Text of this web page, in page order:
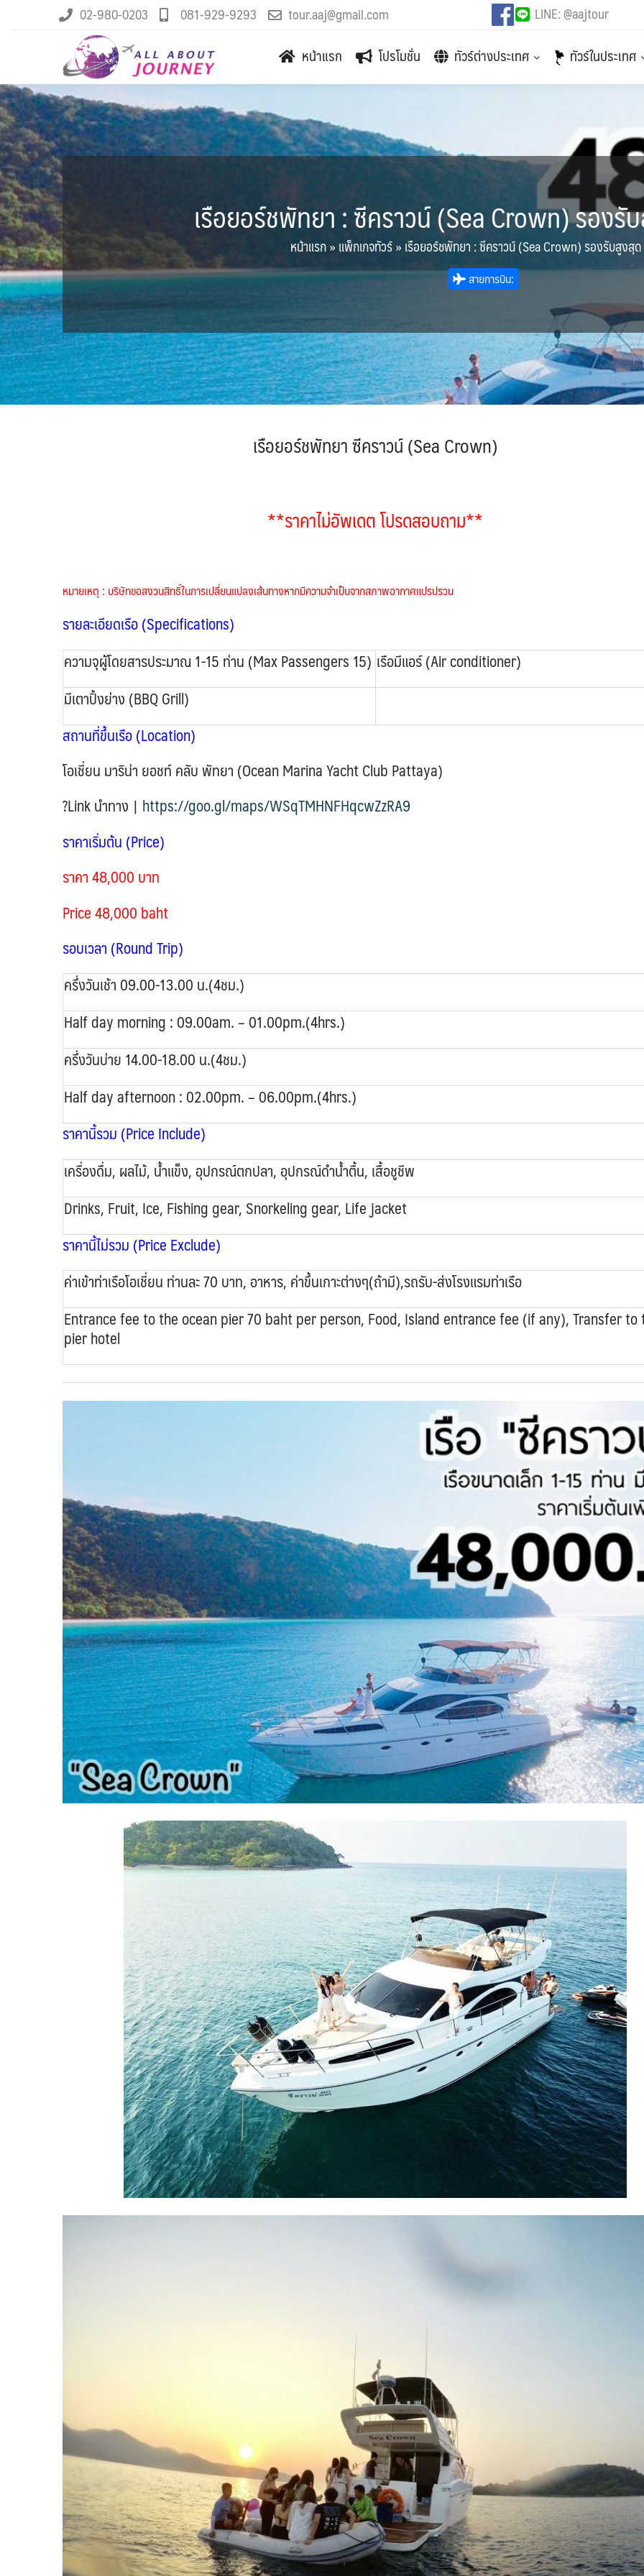
02-980-0203 081-929-9293 tour.aaj@gmail.com LINE: @aajtour
หน้าแรก โปรโมชั่น ทัวร์ต่างประเทศ ทัวร์ในประเทศ
เรือยอร์ชพัทยา : ซีคราวน์ (Sea Crown) รองรั
หน้าแรก»แพ็กเกจทัวร์»เรือยอร์ชพัทยา : ซีคราวน์ (Sea Crown) รองรับสูงสุ
สายการบิน:
เรือยอร์ชพัทยา ซีคราวน์ (Sea Crown)
**ราคาไม่อัพเดต โปรดสอบถาม**
หมายเหตุ : บริษัทขอสงวนสิทธิ์ในการเปลี่ยนแปลงเส้นทางหากมีความจำเป็นจากสภาพอากาศแปรปรวน
รายละเอียดเรือ (Specifications)
ความจุผู้โดยสารประมาณ 1-15 ท่าน (Max Passengers 15) เรือมีแอร์ (Air conditioner)
มีเตาปิ้งย่าง (BBQ Grill)
สถานที่ขึ้นเรือ (Location)
โอเชี่ยน มาริน่า ยอชท์ คลับ พัทยา (Ocean Marina Yacht Club Pattaya)
?Link นำทาง | https://goo.gl/maps/WSqTMHNFHqcwZzRA9
ราคาเริ่มต้น (Price)
ราคา 48,000 บาท
Price 48,000 baht
รอบเวลา (Round Trip)
ครึ่งวันเช้า 09.00-13.00 น.(4ชม.)
Half day morning : 09.00am. – 01.00pm.(4hrs.)
ครึ่งวันบ่าย 14.00-18.00 น.(4ชม.)
Half day afternoon : 02.00pm. – 06.00pm.(4hrs.)
ราคานี้รวม (Price Include)
เครื่องดื่ม, ผลไม้, น้ำแข็ง, อุปกรณ์ตกปลา, อุปกรณ์ดำน้ำตื้น, เสื้อชูชีพ
Drinks, Fruit, Ice, Fishing gear, Snorkeling gear, Life jacket
ราคานี้ไม่รวม (Price Exclude)
ค่าเข้าท่าเรือโอเชี่ยน ท่านละ 70 บาท, อาหาร, ค่าขึ้นเกาะต่างๆ(ถ้ามี),รถรับ-ส่งโรงแรมท่าเรือ
Entrance fee to the ocean pier 70 baht per person, Food, Island entrance fee (if any), Transfer to
pier hotel